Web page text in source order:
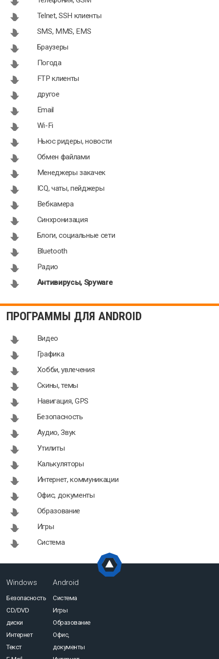
Dr. Safety
Android
Telnet, SSH клиенты
SMS, MMS, EMS
Браузеры
Погода
FTP клиенты
другое
Email
Wi-Fi
Ньюс ридеры, новости
Обмен файлами
Менеджеры закачек
ICQ, чаты, пейджеры
Вебкамера
Синхронизация
Блоги, социальные сети
Bluetooth
Радио
Антивирусы, Spyware
ПРОГРАММЫ ДЛЯ ANDROID
Видео
Графика
Хобби, увлечения
Скины, темы
Навигация, GPS
Безопасность
Аудио, Звук
Утилиты
Калькуляторы
Интернет, коммуникации
Офис, документы
Образование
Игры
Система
Windows
Безопасность
CD/DVD
диски
Интернет
Текст
Android
Система
Игры
Образование
Офис,
документы